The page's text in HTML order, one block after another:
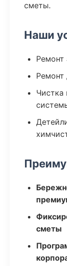
сметы.
Наши
Ремонт
Ремонт
Чистка
сметы